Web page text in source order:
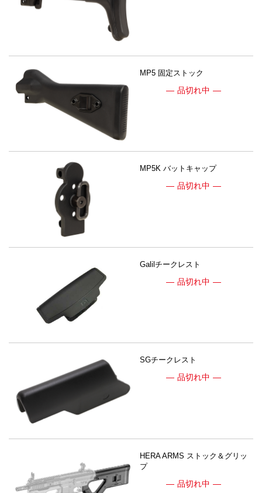
MP5 固定ストック
品切れ中
MP5K バットキャップ
品切れ中
Galilチークレスト
品切れ中
SGチークレスト
品切れ中
HERA ARMS ストック＆グリッ
プ
品切れ中